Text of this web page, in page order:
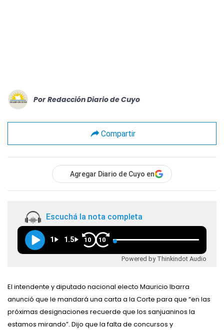
Por Redacción Diario de Cuyo
Compartir
Agregar Diario de Cuyo en
Escuchá la nota completa
1 1.5 10 10
Powered by Thinkindot Audio
El intendente y diputado nacional electo Mauricio Ibarra
anunció que le mandará una carta a la Corte para que “en las
próximas designaciones recuerde que los sanjuaninos la
estamos mirando”. Dijo que la falta de concursos y